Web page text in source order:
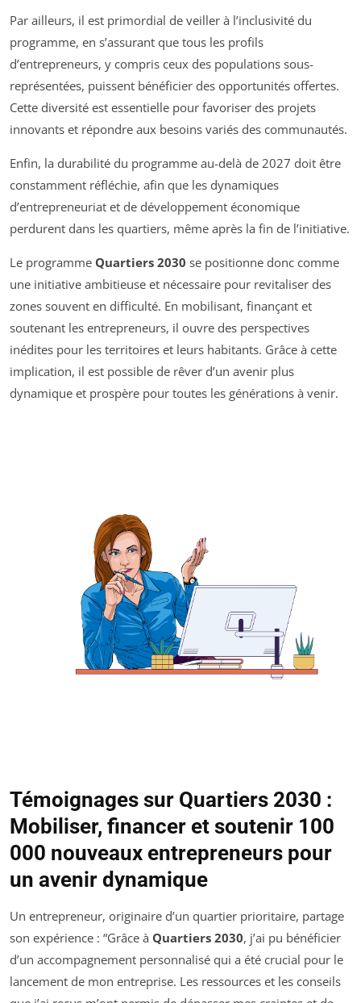
Par ailleurs, il est primordial de veiller à l’inclusivité du
programme, en s’assurant que tous les profils
d’entrepreneurs, y compris ceux des populations sous-
représentées, puissent bénéficier des opportunités offertes.
Cette diversité est essentielle pour favoriser des projets
innovants et répondre aux besoins variés des communautés.
Enfin, la durabilité du programme au-delà de 2027 doit être
constamment réfléchie, afin que les dynamiques
d’entrepreneuriat et de développement économique
perdurent dans les quartiers, même après la fin de l’initiative.
Le programme Quartiers 2030 se positionne donc comme
une initiative ambitieuse et nécessaire pour revitaliser des
zones souvent en difficulté. En mobilisant, finançant et
soutenant les entrepreneurs, il ouvre des perspectives
inédites pour les territoires et leurs habitants. Grâce à cette
implication, il est possible de rêver d’un avenir plus
dynamique et prospère pour toutes les générations à venir.
Témoignages sur Quartiers 2030 :
Mobiliser, financer et soutenir 100
000 nouveaux entrepreneurs pour
un avenir dynamique
Un entrepreneur, originaire d’un quartier prioritaire, partage
son expérience : “Grâce à Quartiers 2030, j’ai pu bénéficier
d’un accompagnement personnalisé qui a été crucial pour le
lancement de mon entreprise. Les ressources et les conseils